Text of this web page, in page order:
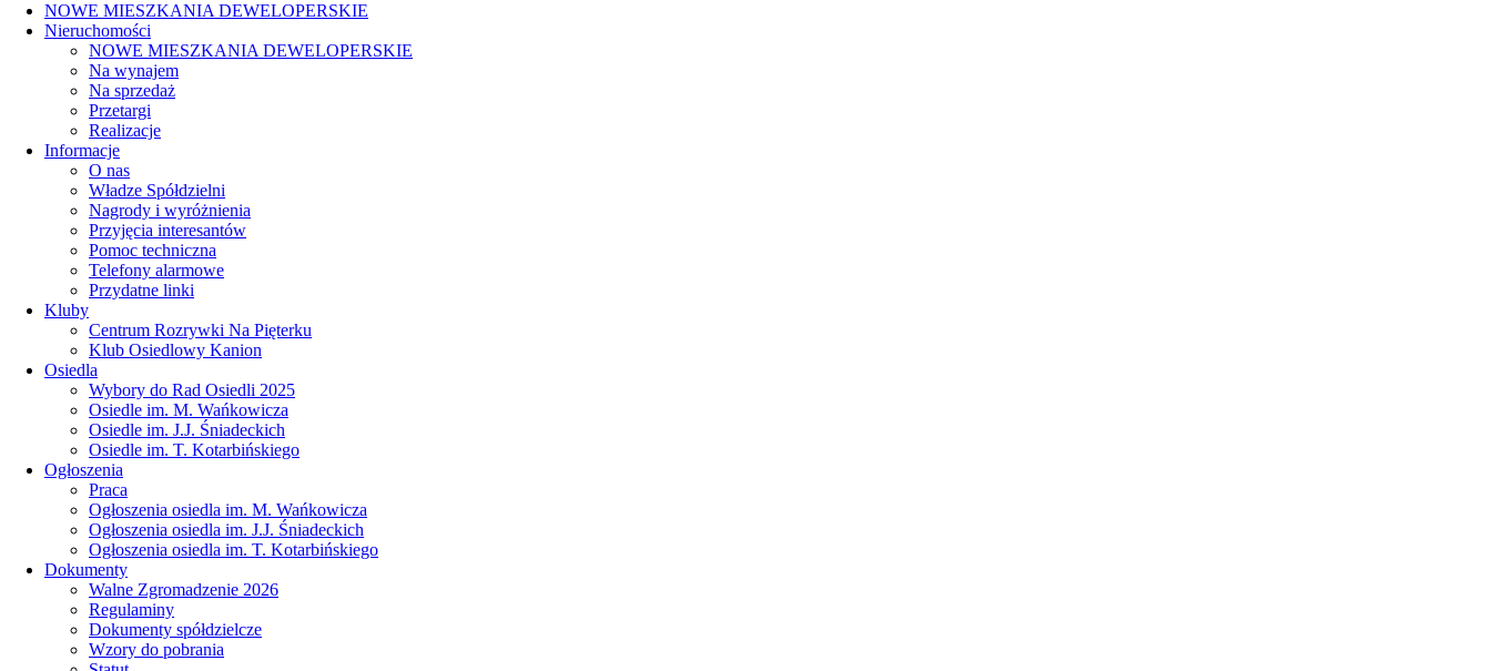
NOWE MIESZKANIA DEWELOPERSKIE
Nieruchomości
NOWE MIESZKANIA DEWELOPERSKIE
Na wynajem
Na sprzedaż
Przetargi
Realizacje
Informacje
O nas
Władze Spółdzielni
Nagrody i wyróżnienia
Przyjęcia interesantów
Pomoc techniczna
Telefony alarmowe
Przydatne linki
Kluby
Centrum Rozrywki Na Pięterku
Klub Osiedlowy Kanion
Osiedla
Wybory do Rad Osiedli 2025
Osiedle im. M. Wańkowicza
Osiedle im. J.J. Śniadeckich
Osiedle im. T. Kotarbińskiego
Ogłoszenia
Praca
Ogłoszenia osiedla im. M. Wańkowicza
Ogłoszenia osiedla im. J.J. Śniadeckich
Ogłoszenia osiedla im. T. Kotarbińskiego
Dokumenty
Walne Zgromadzenie 2026
Regulaminy
Dokumenty spółdzielcze
Wzory do pobrania